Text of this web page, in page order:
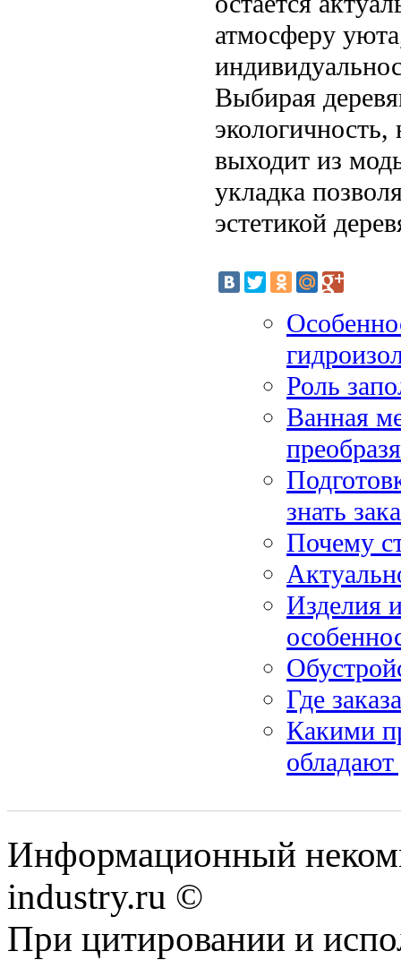
атмосферу
Выбирая
выходит из
укладка
эстетикой
Роль
Ванная
знать
Почему
Изделия
Где
Какими
обладают
Информационный
industry.ru ©
При цитировании и